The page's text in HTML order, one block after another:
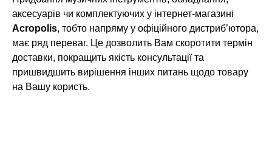
аксесуарів чи комплектуючих у інтернет-магазині
Acropolis, тобто напряму у офіційного дистриб’ютора,
має ряд переваг. Це дозволить Вам скоротити термін
доставки, покращить якість консультації та
пришвидшить вирішення інших питань щодо товару
на Вашу користь.